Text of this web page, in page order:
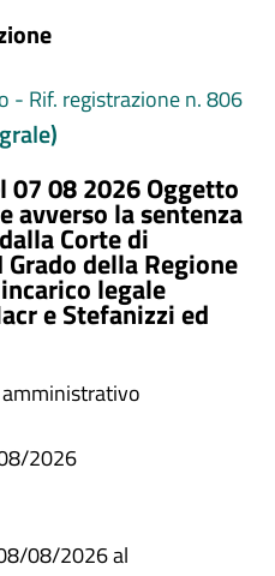
- Rif. registrazione n. 806
07 08 2026 Oggetto
avverso la sentenza
Corte di
della Regione
legale
e Stefanizzi ed
2026
08/2026 al